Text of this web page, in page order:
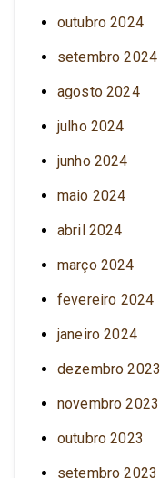
outubro 2024
setembro 2024
agosto 2024
julho 2024
junho 2024
maio 2024
abril 2024
março 2024
fevereiro 2024
janeiro 2024
dezembro 2023
novembro 2023
outubro 2023
setembro 2023